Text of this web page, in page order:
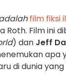
film fiksi
Roth. Film ini
) dan Jeff
apa
di dunia yang